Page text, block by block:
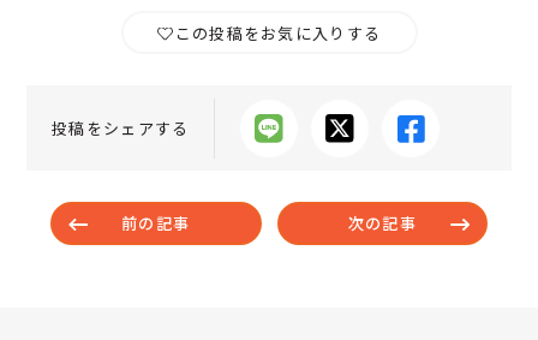
この投稿をお気に入りする
投稿をシェアする
前の記事 次の記事